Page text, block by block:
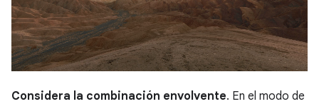
Considera la combinación envolvente. En el modo de